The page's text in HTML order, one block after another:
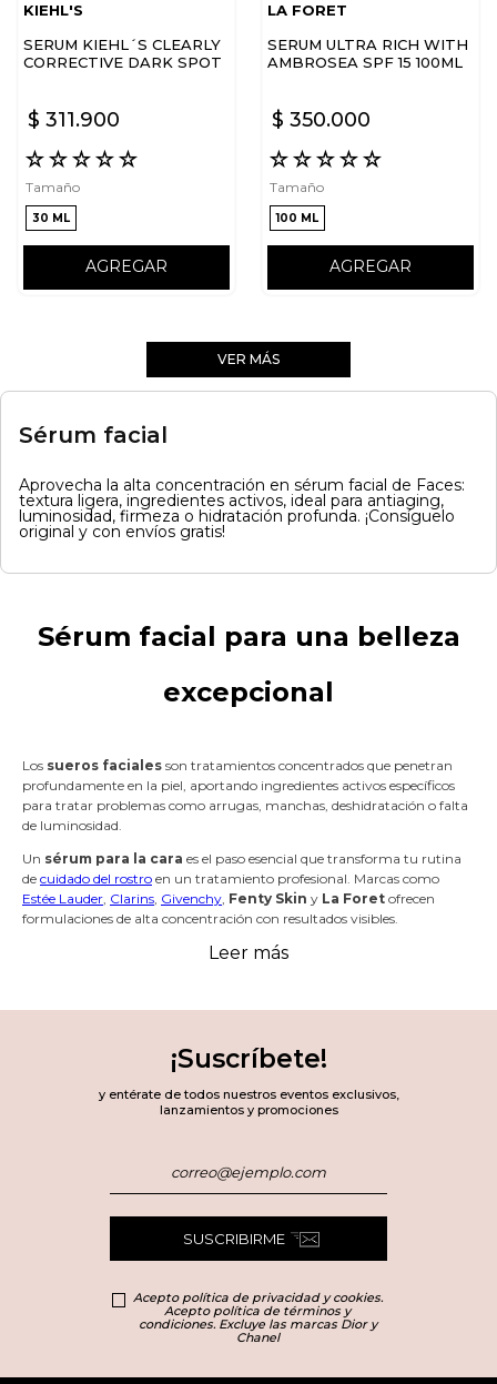
KIEHL'S
SERUM KIEHL´S CLEARLY
CORRECTIVE DARK SPOT
$ 311.900
☆☆☆☆☆
Tamaño
30 ML
AGREGAR
LA FORET
SERUM ULTRA RICH WITH
AMBROSEA SPF 15 100ML
$ 350.000
☆☆☆☆☆
Tamaño
100 ML
AGREGAR
VER MÁS
Sérum facial
Aprovecha la alta concentración en sérum facial de Faces:
textura ligera, ingredientes activos, ideal para antiaging,
luminosidad, firmeza o hidratación profunda. ¡Consíguelo
original y con envíos gratis!
Sérum facial para una belleza
excepcional
Los sueros faciales son tratamientos concentrados que penetran
profundamente en la piel, aportando ingredientes activos específicos
para tratar problemas como arrugas, manchas, deshidratación o falta
de luminosidad.
Un sérum para la cara es el paso esencial que transforma tu rutina
de cuidado del rostro en un tratamiento profesional. Marcas como
Estée Lauder Clarins Givenchy Fenty Skin y La Foret ofrecen
formulaciones de alta concentración con resultados visibles.
Sérum facial según
tu tipo de piel
Buscasueros facialescon
y ceramidas que hidraten
profundamente
Leer más
¡Suscríbete!
y entérate de todos nuestros eventos exclusivos,
lanzamientos y promociones
SUSCRIBIRME
Acepto política de privacidad y cookies.
Acepto política de términos y
condiciones. Excluye las marcas Dior y
Chanel